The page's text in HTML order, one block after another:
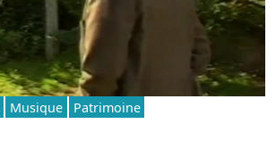
Musique Patrimoine